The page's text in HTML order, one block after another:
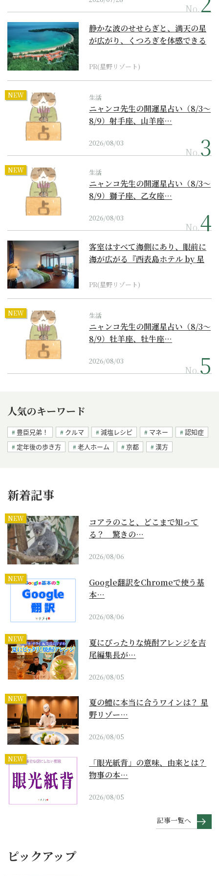
No.
静かな波のせせらぎと、満天の星
が広がり、くつろぎを体感できる
PR(星野リゾート)
NEW 生活
ニャンコ先生の開運星占い（8/3～
8/9）射手座、山羊座…
2026/08/03
No.
NEW 生活
ニャンコ先生の開運星占い（8/3～
8/9）獅子座、乙女座…
2026/08/03
No.
客室はすべて海側にあり、眼前に
海が広がる『西表島ホテル by 星
PR(星野リゾート)
NEW 生活
ニャンコ先生の開運星占い（8/3～
8/9）牡羊座、牡牛座…
2026/08/03
No.
人気のキーワード
豊臣兄弟！ クルマ 減塩レシピ マネー
認知症
定年後の歩き方
老人ホーム 京都 漢方
新着記事
NEW
コアラのこと、どこまで知って
る？ 驚きの…
2026/08/06
NEW
Google翻訳をChromeで使う基
本…
2026/08/06
NEW
夏にぴったりな焼酎アレンジを吉
尾編集長が…
2026/08/05
NEW
夏の鱧に本当に合うワインは？ 星
野リゾー…
2026/08/05
NEW
「眼光紙背」の意味、由来とは？
物事の本…
2026/08/05
記事一覧へ
ピックアップ